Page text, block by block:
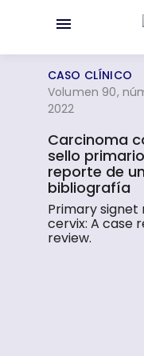
CASO CLÍNICO
Volumen 90,
2022
Carcinoma
sello
reporte de
bibliografía
Primary
cervix: A case
review.